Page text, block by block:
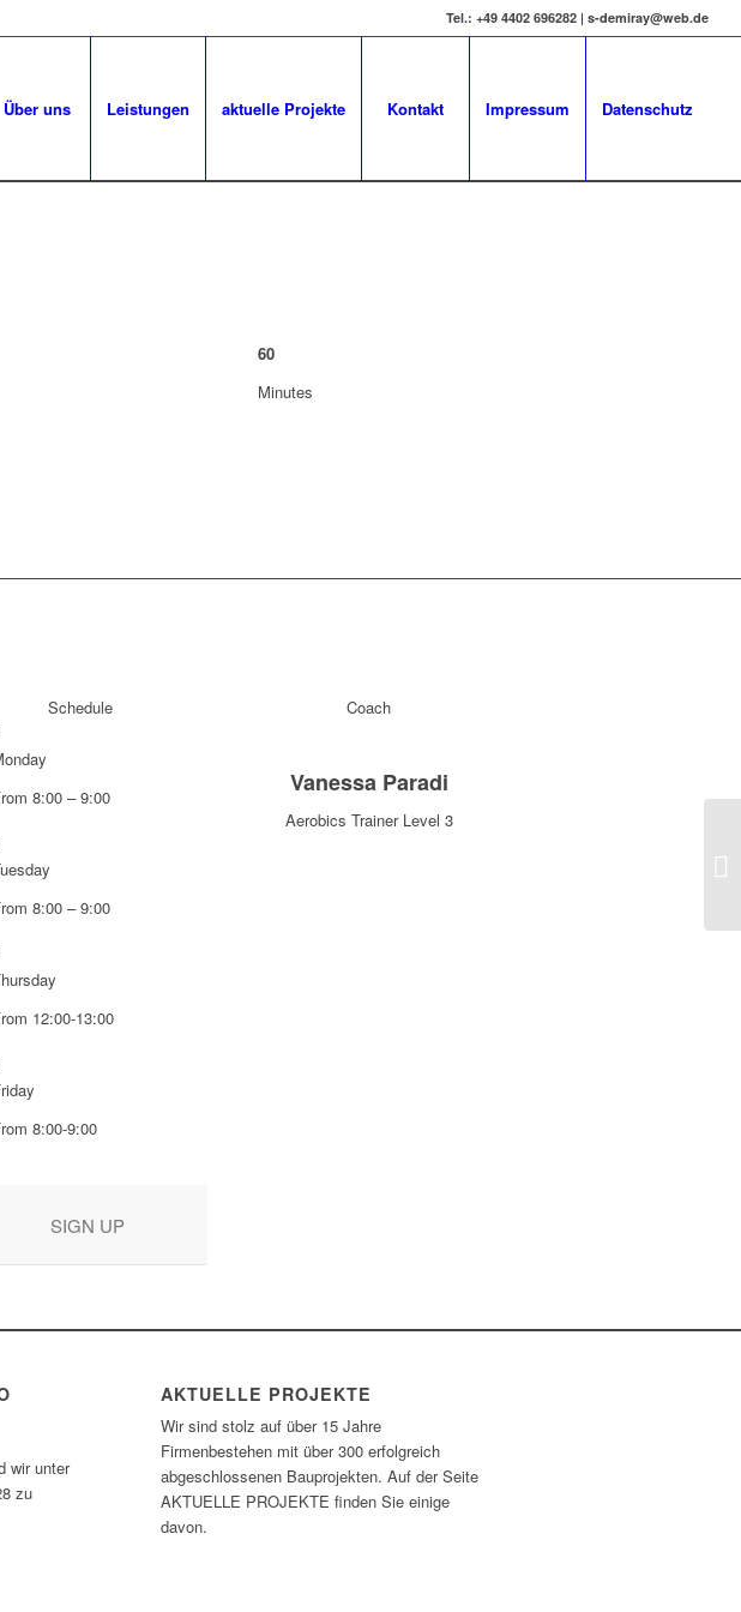
Tel.: +49 4402 696282 | s-demiray@web.de
Über uns Leistungen aktuelle Projekte Kontakt Impressum Datenschutz
60
Minutes
Schedule
8:00 – 9:00
8:00 – 9:00
12:00-13:00
8:00-9:00
SIGN UP
Coach
Vanessa Paradi
Aerobics Trainer Level 3
wir unter
zu
AKTUELLE PROJEKTE
Wir sind stolz auf über 15 Jahre
Firmenbestehen mit über 300 erfolgreich
abgeschlossenen Bauprojekten. Auf der Seite
AKTUELLE PROJEKTE finden Sie einige
davon.